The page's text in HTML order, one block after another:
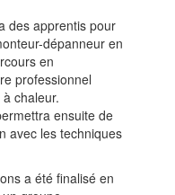
des apprentis pour
dépanneur en
en
professionnel
chaleur.
ensuite de
avec les techniques
a été finalisé en